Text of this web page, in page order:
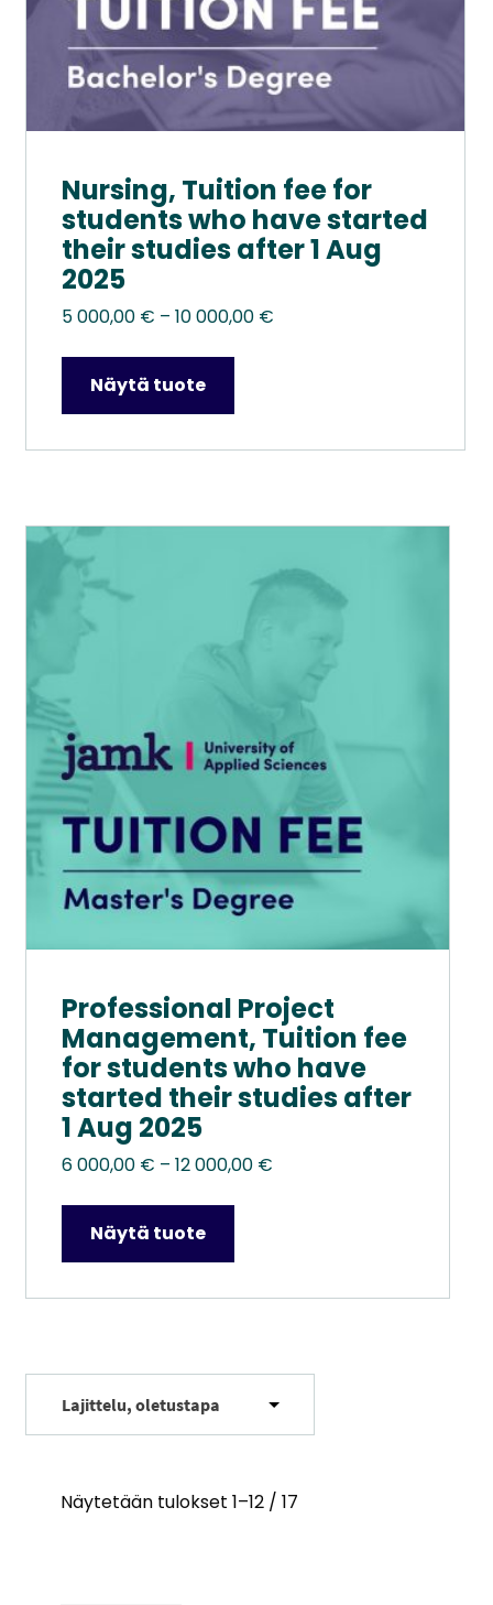
Nursing, Tuition fee for
students who have started
their studies after 1 Aug
2025
5 000,00 € – 10 000,00 €Hintaluokka:
000,00 €
Näytä tuote
Professional Project
Management, Tuition fee
for students who have
started their studies after
1 Aug 2025
6 000,00 € – 12 000,00 €Hintaluokka:
000,00 €
Näytä tuote
Tällä
tuotteella
useampi
Voit
tehdä
valinnat
tuotteen
sivulla.
Näytetään tulokset 1–12 / 17